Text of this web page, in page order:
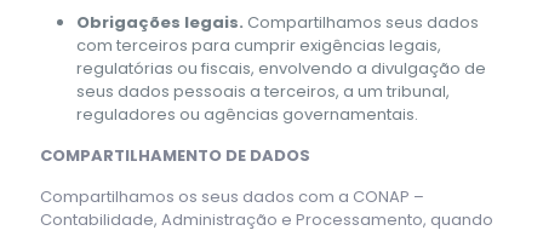
Obrigações legais. Compartilhamos seus dados
com terceiros para cumprir exigências legais,
regulatórias ou fiscais, envolvendo a divulgação de
seus dados pessoais a terceiros, a um tribunal,
reguladores ou agências governamentais.
COMPARTILHAMENTO DE DADOS
Compartilhamos os seus dados com a CONAP –
Contabilidade, Administração e Processamento, quando